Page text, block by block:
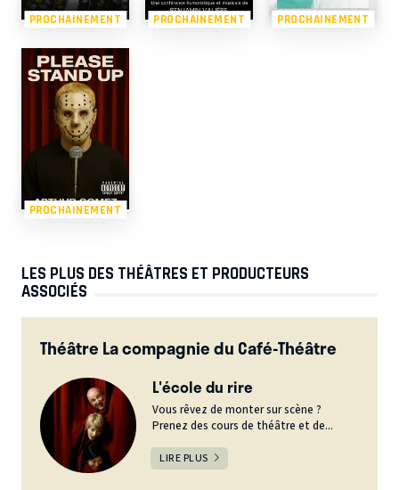
PROCHAINEMENT PROCHAINEMENT PROCHAINEMENT
PROCHAINEMENT
LES PLUS DES THÉÂTRES ET PRODUCTEURS
ASSOCIÉS
Théâtre La compagnie du Café-Théâtre
L'école du rire
Vous rêvez de monter sur scène ?
Prenez des cours de théâtre et de...
LIRE PLUS